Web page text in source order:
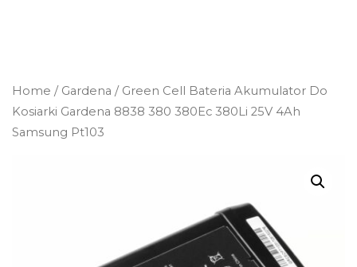
Home / Gardena / Green Cell Bateria Akumulator Do
Kosiarki Gardena 8838 380 380Ec 380Li 25V 4Ah
Samsung Pt103